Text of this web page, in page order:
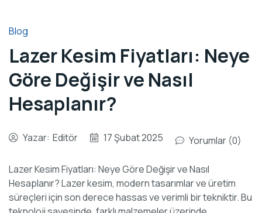
Blog
Lazer Kesim Fiyatları: Neye
Göre Değişir ve Nasıl
Hesaplanır?
Yazar: Editör 17 Şubat 2025 Yorumlar (0)
Lazer Kesim Fiyatları: Neye Göre Değişir ve Nasıl
Hesaplanır? Lazer kesim, modern tasarımlar ve üretim
süreçleri için son derece hassas ve verimli bir tekniktir. Bu